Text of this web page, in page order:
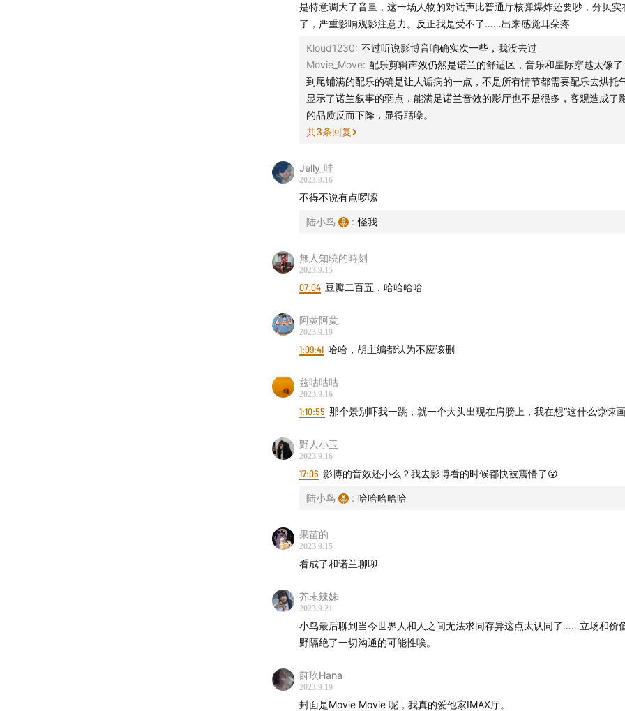
买票怎么买？万能的代购
——进入奥本海默——
最初的观影感受
叙事手法1：带着这个规则去看《奥本海默》，乐趣加倍
50:25
捋顺以后，奥本的故事其实很简单
52:06 听证会上的每个问题，都是在构陷
鲍里斯帕什和“哈康·舍瓦利耶事件”
56:11 琼死亡的另一个可能（这个说法并非主流）
黑白呈现：奥本海默和爱因斯坦到底说了什么
58:55 真实历史略有差别的3个剧情
格罗夫斯与奥本海默
62:39 施特劳斯和“更重要的事”
关于奥本海默的“软弱”和“后知后觉的知道一切”
77:06 琼其人，和诺兰的“厌女”
延伸：现在还能和立场不同的交朋友吗？
【Music credits】
是特意调大了音量，这一场人物的对话声比普通厅核弹爆炸还要吵，分贝实
了，严重影响观影注意力。反正我是受不了……出来感觉耳朵疼
Kloud1230: 不过听说影博音响确实次一些，我没去过
Movie_Move: 配乐剪辑声效仍然是诺兰的舒适区，音乐和星际穿越太像
到尾铺满的配乐的确是让人诟病的一点，不是所有情节都需要配乐去烘托
显示了诺兰叙事的弱点，能满足诺兰音效的影厅也不是很多，客观造成了
的品质反而下降，显得聒噪。
共3条回复
Jelly_哇
2023.9.16
不得不说有点啰嗦
陆小鸟 : 怪我
無人知曉的時刻
2023.9.15
07:04 豆瓣二百五，哈哈哈哈
阿黄阿黄
2023.9.19
1:09:41 哈哈，胡主编都认为不应该删
兹咕咕咕
2023.9.16
1:10:55 那个景别吓我一跳，就一个大头出现在肩膀上，我在想“这什么惊悚
野人小玉
2023.9.16
17:06 影博的音效还小么？我去影博看的时候都快被震懵了😮
陆小鸟 : 哈哈哈哈哈
果苗的
2023.9.15
看成了和诺兰聊聊
芥末辣妹
2023.9.21
小鸟最后聊到当今世界人和人之间无法求同存异这点太认同了……立场和价
野隔绝了一切沟通的可能性唉。
莳玖Hana
2023.9.19
封面是Movie Movie 呢，我真的爱他家IMAX厅。